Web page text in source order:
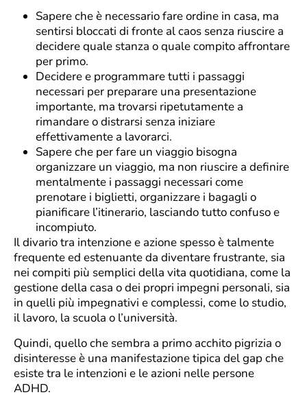
Sapere che è necessario fare ordine in casa, ma
sentirsi bloccati di fronte al caos senza riuscire a
decidere quale stanza o quale compito affrontare
per primo.
Decidere e programmare tutti i passaggi
necessari per preparare una presentazione
importante, ma trovarsi ripetutamente a
rimandare o distrarsi senza iniziare
effettivamente a lavorarci.
Sapere che per fare un viaggio bisogna
organizzare un viaggio, ma non riuscire a definire
mentalmente i passaggi necessari come
prenotare i biglietti, organizzare i bagagli o
pianificare l’itinerario, lasciando tutto confuso e
incompiuto.
Il divario tra intenzione e azione spesso è talmente
frequente ed estenuante da diventare frustrante, sia
nei compiti più semplici della vita quotidiana, come la
gestione della casa o dei propri impegni personali, sia
in quelli più impegnativi e complessi, come lo studio,
il lavoro, la scuola o l’università.
Quindi, quello che sembra a primo acchito pigrizia o
disinteresse è una manifestazione tipica del gap che
esiste tra le intenzioni e le azioni nelle persone
ADHD.